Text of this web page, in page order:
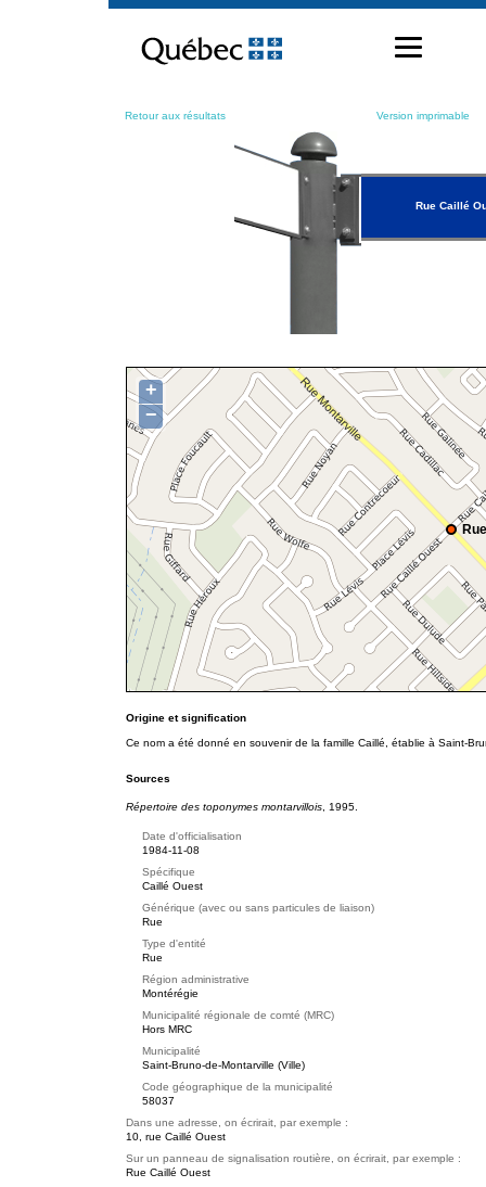
contenu
Retour aux résultats Version imprimable
Rue Caillé
+
−
Origine et signification
Ce nom a été donné en souvenir de la famille Caillé, établie à Saint-
Sources
Répertoire des toponymes montarvillois , 1995.
Date d'officialisation
1984-11-08
Spécifique
Caillé Ouest
Générique (avec ou sans particules de liaison)
Rue
Type d'entité
Rue
Région administrative
Montérégie
Municipalité régionale de comté (MRC)
Hors MRC
Municipalité
Saint-Bruno-de-Montarville (Ville)
Code géographique de la municipalité
58037
Dans une adresse, on écrirait, par exemple :
10, rue Caillé Ouest
Sur un panneau de signalisation routière, on écrirait, par exemple :
Rue Caillé Ouest